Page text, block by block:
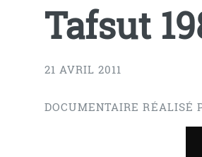
Tafsut
21 AVRIL 2011
DOCUMENTAIRE RÉALISÉ